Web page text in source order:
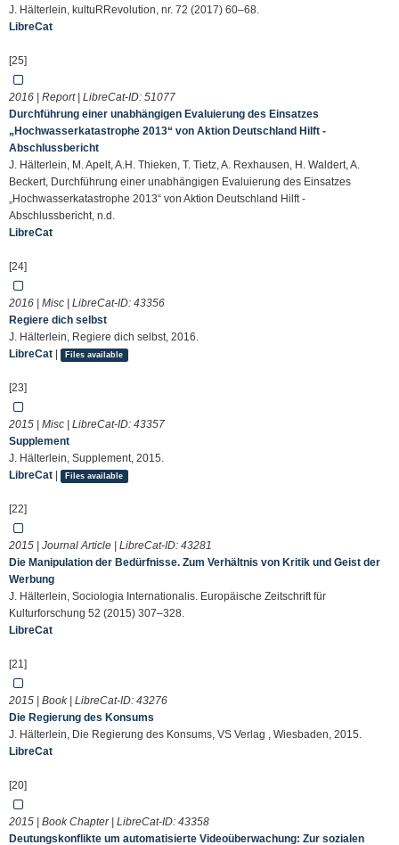
J. Hälterlein, kultuRRevolution, nr. 72 (2017) 60–68.
LibreCat
[25]
2016 | Report | LibreCat-ID: 51077
Durchführung einer unabhängigen Evaluierung des Einsatzes
„Hochwasserkatastrophe 2013“ von Aktion Deutschland Hilft -
Abschlussbericht
J. Hälterlein, M. Apelt, A.H. Thieken, T. Tietz, A. Rexhausen, H. Waldert, A.
Beckert, Durchführung einer unabhängigen Evaluierung des Einsatzes
„Hochwasserkatastrophe 2013“ von Aktion Deutschland Hilft -
Abschlussbericht, n.d.
LibreCat
[24]
2016 | Misc | LibreCat-ID: 43356
Regiere dich selbst
J. Hälterlein, Regiere dich selbst, 2016.
LibreCat
Files available
[23]
2015 | Misc | LibreCat-ID: 43357
Supplement
J. Hälterlein, Supplement, 2015.
LibreCat
Files available
[22]
2015 | Journal Article | LibreCat-ID: 43281
Die Manipulation der Bedürfnisse. Zum Verhältnis von Kritik und Geist der
Werbung
J. Hälterlein, Sociologia Internationalis. Europäische Zeitschrift für
Kulturforschung 52 (2015) 307–328.
LibreCat
[21]
2015 | Book | LibreCat-ID: 43276
Die Regierung des Konsums
J. Hälterlein, Die Regierung des Konsums, VS Verlag , Wiesbaden, 2015.
LibreCat
[20]
2015 | Book Chapter | LibreCat-ID: 43358
Deutungskonflikte um automatisierte Videoüberwachung: Zur sozialen